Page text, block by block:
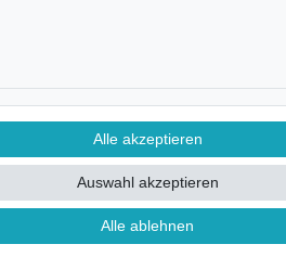
Alle akzeptieren
Alle ablehnen
Auswahl akzeptieren